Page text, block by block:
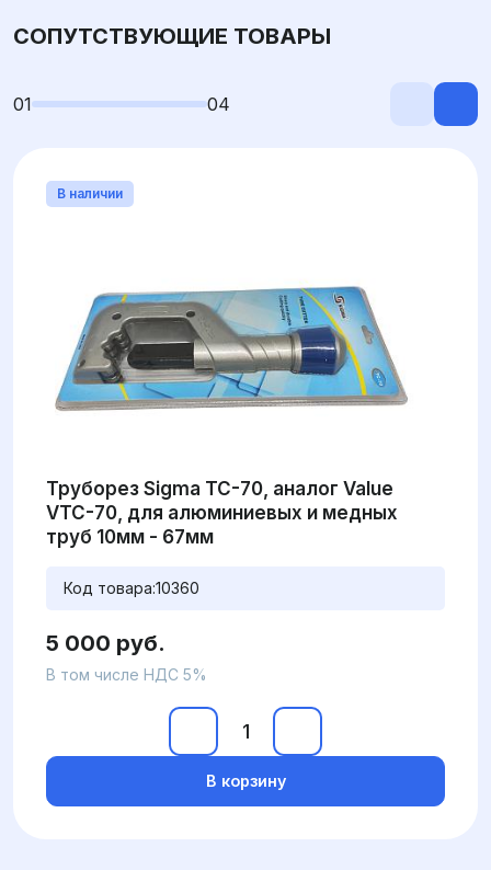
СОПУТСТВУЮЩИЕ ТОВАРЫ
01 04
В наличии
Труборез Sigma TC-70, аналог Value
VTC-70, для алюминиевых и медных
труб 10мм - 67мм
Код товара:10360
5 000 руб.
В том числе НДС 5%
В корзину